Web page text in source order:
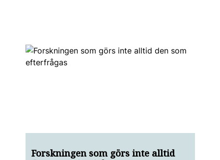
Forskningen som görs inte alltid